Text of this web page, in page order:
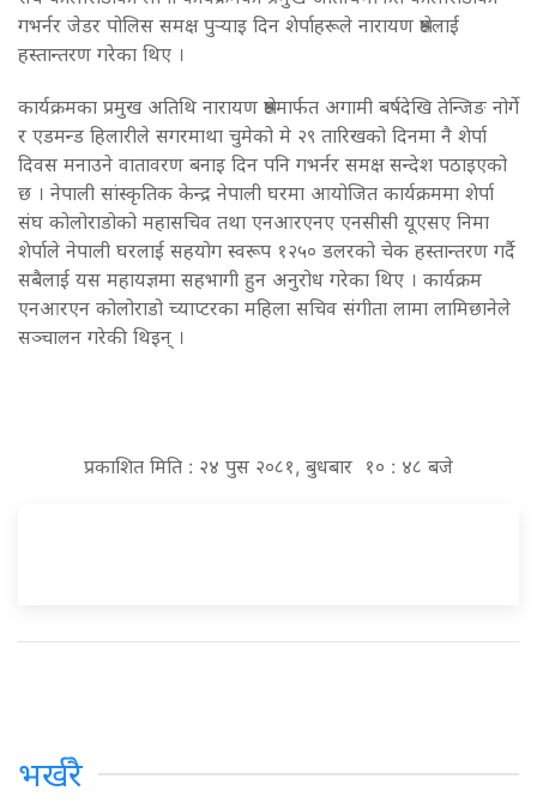
गभर्नर जेडर पोलिस समक्ष पुर्‍याइ दिन शेर्पाहरूले नारायण श्रेष्ठलाई
हस्तान्तरण गरेका थिए ।
कार्यक्रमका प्रमुख अतिथि नारायण श्रेष्ठमार्फत अगामी बर्षदेखि तेन्जिङ नोर्गे
र एडमन्ड हिलारीले सगरमाथा चुमेको मे २९ तारिखको दिनमा नै शेर्पा
दिवस मनाउने वातावरण बनाइ दिन पनि गभर्नर समक्ष सन्देश पठाइएको
छ । नेपाली सांस्कृतिक केन्द्र नेपाली घरमा आयोजित कार्यक्रममा शेर्पा
संघ कोलोराडोको महासचिव तथा एनआरएनए एनसीसी यूएसए निमा
शेर्पाले नेपाली घरलाई सहयोग स्वरूप १२५० डलरको चेक हस्तान्तरण गर्दै
सबैलाई यस महायज्ञमा सहभागी हुन अनुरोध गरेका थिए । कार्यक्रम
एनआरएन कोलोराडो च्याप्टरका महिला सचिव संगीता लामा लामिछानेले
सञ्चालन गरेकी थिइन् ।
प्रकाशित मिति : २४ पुस २०८१, बुधबार १० : ४८ बजे
भर्खरै